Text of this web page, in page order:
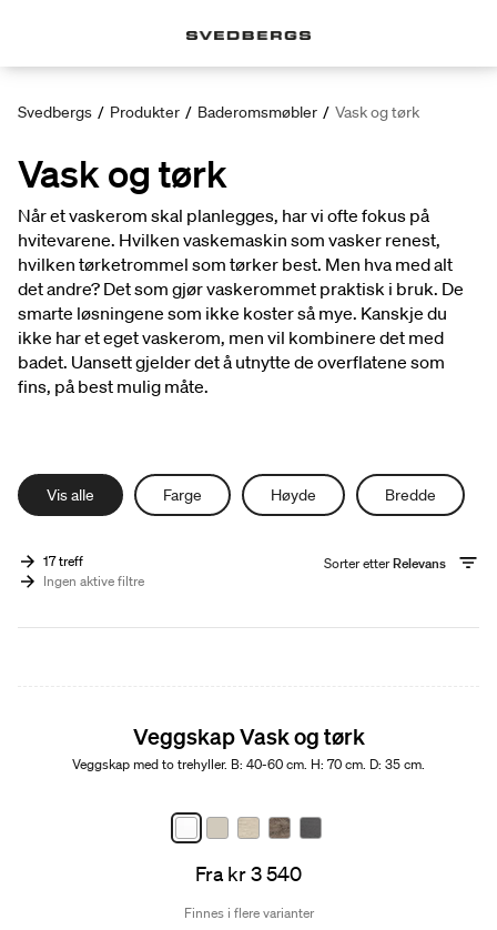
Svedbergs / Produkter / Baderomsmøbler / Vask og tørk
Vask og tørk
Når et vaskerom skal planlegges, har vi ofte fokus på
hvitevarene. Hvilken vaskemaskin som vasker renest,
hvilken tørketrommel som tørker best. Men hva med alt
det andre? Det som gjør vaskerommet praktisk i bruk. De
smarte løsningene som ikke koster så mye. Kanskje du
ikke har et eget vaskerom, men vil kombinere det med
badet. Uansett gjelder det å utnytte de overflatene som
fins, på best mulig måte.
Vis alle Farge Høyde Bredde
17 treff
Ingen aktive filtre
Sorter etterRelevans
Veggskap Vask og tørk
Veggskap med to trehyller. B: 40-60 cm. H: 70 cm. D: 35 cm.
Fra kr 3 540
Finnes i flere varianter